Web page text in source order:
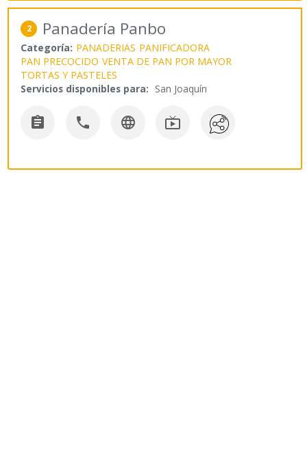
2 Panadería Panbo
Categoría: PANADERIAS PANIFICADORA
PAN PRECOCIDO VENTA DE PAN POR MAYOR
TORTAS Y PASTELES
Servicios disponibles para: San Joaquín
   